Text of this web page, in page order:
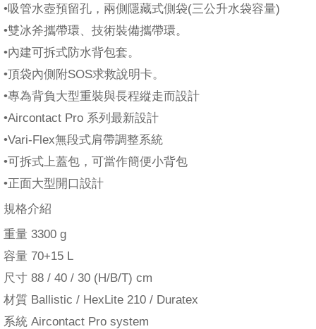
•吸管水壺預留孔，兩側隱藏式側袋(三公升水袋容量)
•雙冰斧攜帶環、技術裝備攜帶環。
•內建可拆式防水背包套。
•頂袋內側附SOS求救說明卡。
•專為背負大型重裝與長程縱走而設計
•Aircontact Pro 系列最新設計
•Vari-Flex無段式肩帶調整系統
•可拆式上蓋包，可當作簡便小背包
•正面大型開口設計
規格介紹
重量 3300 g
容量 70+15 L
尺寸 88 / 40 / 30 (H/B/T) cm
材質 Ballistic / HexLite 210 / Duratex
系統 Aircontact Pro system